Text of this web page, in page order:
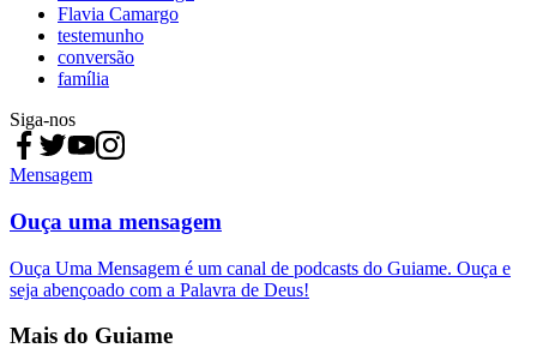
Flavia Camargo
testemunho
conversão
família
Siga-nos
Mensagem
Ouça uma mensagem
Ouça Uma Mensagem é um canal de podcasts do Guiame. Ouça e
seja abençoado com a Palavra de Deus!
Mais do Guiame